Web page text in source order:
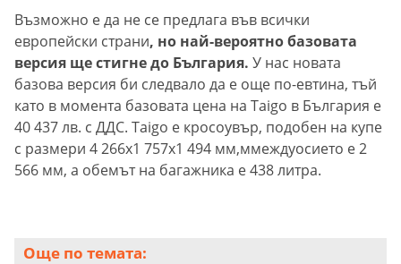
Възможно е да не се предлага във всички
европейски страни, но най-вероятно базовата
версия ще стигне до България. У нас новата
базова версия би следвало да е още по-евтина, тъй
като в момента базовата цена на Taigo в България е
40 437 лв. с ДДС. Taigo е кросоувър, подобен на купе
с размери 4 266x1 757x1 494 мм,ммеждуосието е 2
566 мм, а обемът на багажника е 438 литра.
Още по темата: